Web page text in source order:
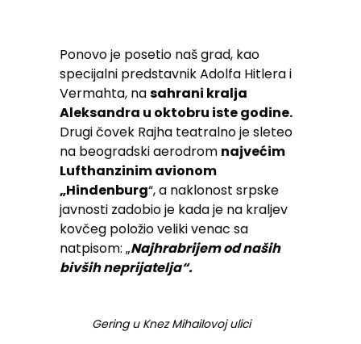
Ponovo je posetio naš grad, kao
specijalni predstavnik Adolfa Hitlera i
Vermahta, nasahrani kralja
Aleksandra u oktobru iste godine.
Drugi čovek Rajha teatralno je sleteo
na beogradski aerodrom najvećim
Lufthanzinim avionom
„Hindenburg“, a naklonost srpske
javnosti zadobio je kada je na kraljev
kovčeg položio veliki venac sa
natpisom: „Najhrabrijem od naših
bivših neprijatelja“.
Gering u Knez Mihailovoj ulici